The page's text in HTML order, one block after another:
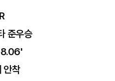
준우승
안착